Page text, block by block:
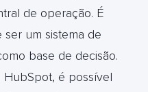
de operação. É
ser um sistema de
base de decisão.
HubSpot, é possível